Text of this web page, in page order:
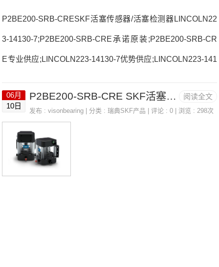
P2BE200-SRB-CRESKF活塞传感器/活塞检测器LINCOLN22
3-14130-7;P2BE200-SRB-CRE承诺原装;P2BE200-SRB-CR
E专业供应;LINCOLN223-14130-7优势供应;LINCOLN223-141
U226EG16306ZZ/5K法国SNR轴承3310.AC3(J30)价格ZLG.3
格,3310.AC3(J30)采购 热销型号推荐：3310.AC3(J30)，CB2
24M80H RK6-37N1Z，P2BE200
阅读全文
06月
10日
P2BE200-SRB-CRE SKF活塞传感器/活塞检测器 LINCOLN 223-14130-7
发布 :visonbearing | 分类 :瑞典SKF产品 | 评论 : 0 | 浏览 : 298次